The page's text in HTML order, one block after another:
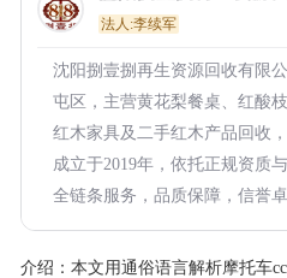
司
法人:李续军
沈阳捌壹捌再生资源回收有限
屯区，主营黄花梨餐桌、红酸
红木家具及二手红木产品回收
成立于2019年，依托正规资质
全链条服务，品质保障，信誉卓
介绍： 本文用通俗语言解析摩托车